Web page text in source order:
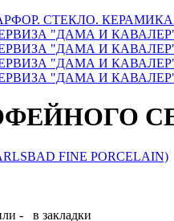
СТЕКЛО.
FINE PORCELAIN)
-
в закладки